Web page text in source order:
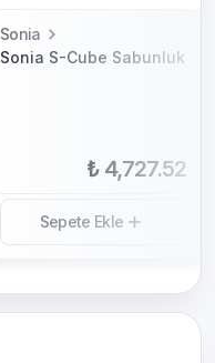
Sonia
Sonia S-Cube Sabunluk
₺ 4,727.52
Sepete Ekle